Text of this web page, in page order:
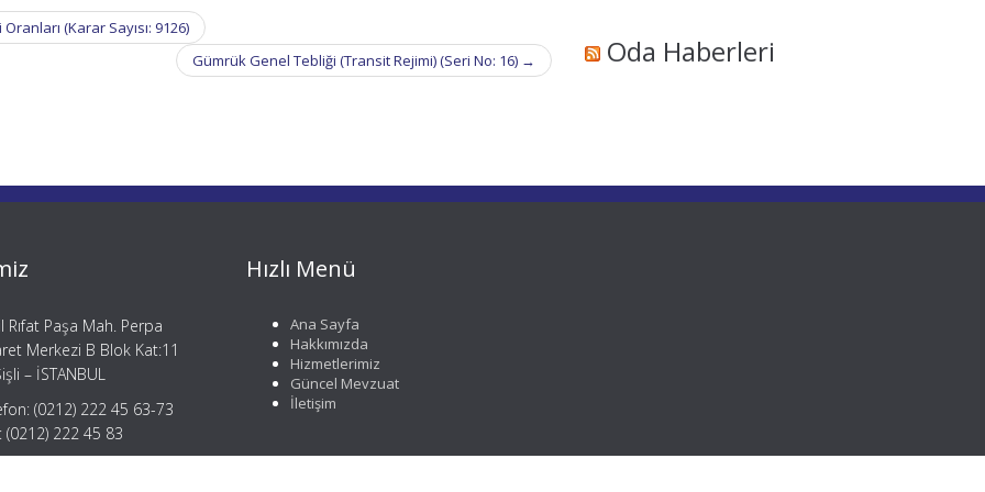
(Karar Sayısı: 9126)
Gümrük Genel Tebliği (Transit Rejimi) (Seri No: 16) → Oda Haberleri
Rıfat Paşa Mah. Perpa
Merkezi B Blok Kat:11
– İSTANBUL
(0212) 222 45 63-73
(0212) 222 45 83
Hızlı Menü
Ana Sayfa
Hakkımızda
Hizmetlerimiz
Güncel Mevzuat
İletişim